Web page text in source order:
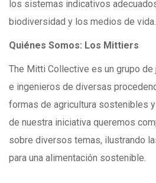
los sistemas indicativos
biodiversidad y los medios de vida.
Quiénes Somos: Los Mittiers
The Mitti Collective es un grupo
e ingenieros de diversas
formas de agricultura sostenibles
de nuestra iniciativa queremos
sobre diversos temas, ilustrando
para una alimentación sostenible.